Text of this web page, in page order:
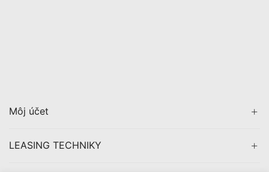
Môj účet
LEASING TECHNIKY